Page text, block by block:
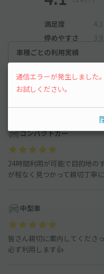
【入庫について】
①当駐車場は入庫時に「駐
がございます。
必ず駐車場入口ゲートの発
ださい。
②場内案内を参考にしながら
管理員に声をかけて駐車券
て下さい。
※駐車券にスタンプがない
すのでご注意下さい。
③駐車券にスタンプ押印後
【出庫について】
予約後に「予約情報」の”以
ださい。
満足度 4.1
停めやすさ
3.9
車種ごとの利用実績
軽自動車
コンパクトカー
中型車
コンパクトカー
24時間利用が可能で目的地の
が程なく見つかって親切丁寧
中型車
皆さん親切に案内してくださ
必ず利用します👍️
通信エラーが発生しました
お試しください。